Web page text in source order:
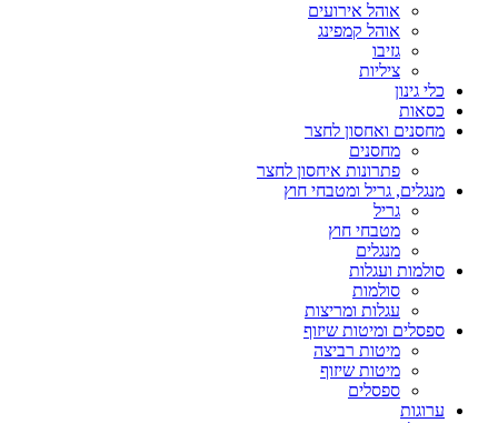
אוהל אירועים
אוהל קמפינג
גזיבו
ציליות
כלי גינון
כסאות
מחסנים ואחסון לחצר
מחסנים
פתרונות איחסון לחצר
מנגלים, גריל ומטבחי חוץ
גריל
מטבחי חוץ
מנגלים
סולמות ועגלות
סולמות
עגלות ומריצות
ספסלים ומיטות שיזוף
מיטות רביצה
מיטות שיזוף
ספסלים
ערוגות